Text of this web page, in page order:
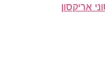
אריקסון